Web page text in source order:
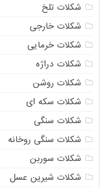
شکلات تلخ
شکلات خارجی
شکلات خرمایی
شکلات دراژه
شکلات روشن
شکلات سکه ای
شکلات سنگی
شکلات سنگی روخانه
شکلات سوربن
شکلات شیرین عسل